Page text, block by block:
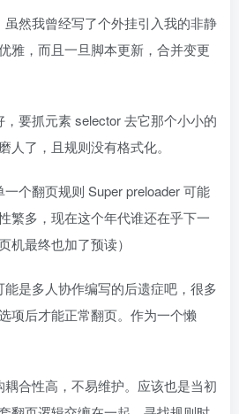
虽然我曾经写了个外挂引入我的非静
雅，而且一旦脚本更新，合并变更
要抓元素 selector 去它那个小小的
人了，且规则没有格式化。
个翻页规则 Super preloader 可能
繁多，现在这个年代谁还在乎下一
机最终也加了预读）
是多人协作编写的后遗症吧，很多
项后才能正常翻页。作为一个懒
合性高，不易维护。应该也是当初